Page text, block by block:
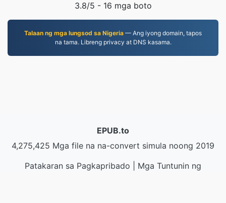
3.8/5 - 16 mga boto
Talaan ng mga lungsod sa Nigeria — Ang iyong domain, tapos
na tama. Libreng privacy at DNS kasama.
EPUB.to
4,275,425 Mga file na na-convert simula noong 2019
Patakaran sa Pagkapribado
Mga Tuntunin ng